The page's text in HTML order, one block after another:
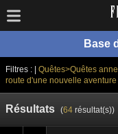
Base
Filtres : | Quêtes>Quêtes
route d'une nouvelle aventure
Résultats (64résultat(s))